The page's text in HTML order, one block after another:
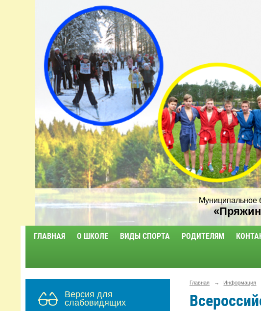
Муниципальное
ГЛАВНАЯ О ШКОЛЕ ВИДЫ СПОРТА РОДИТЕЛЯМ
Версия для
слабовидящих
Главная → Информация